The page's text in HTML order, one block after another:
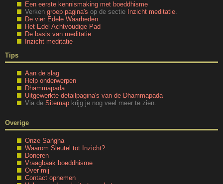
Een eerste kennismaking met boeddhisme
Verken groep pagina's op de sectie Inzicht meditatie.
De vier Edele Waarheden
Het Edel Achtvoudige Pad
De basis van meditatie
Inzicht meditatie
Tips
Aan de slag
Help onderwerpen
Dhammapada
Uitgewerkte detailpagina's van de Dhammapada
Via de Sitemap krijg je nog veel meer te zien.
Overige
Onze Saṅgha
Waarom Sleutel tot Inzicht?
Doneren
Vraagbaak boeddhisme
Over mij
Contact opnemen